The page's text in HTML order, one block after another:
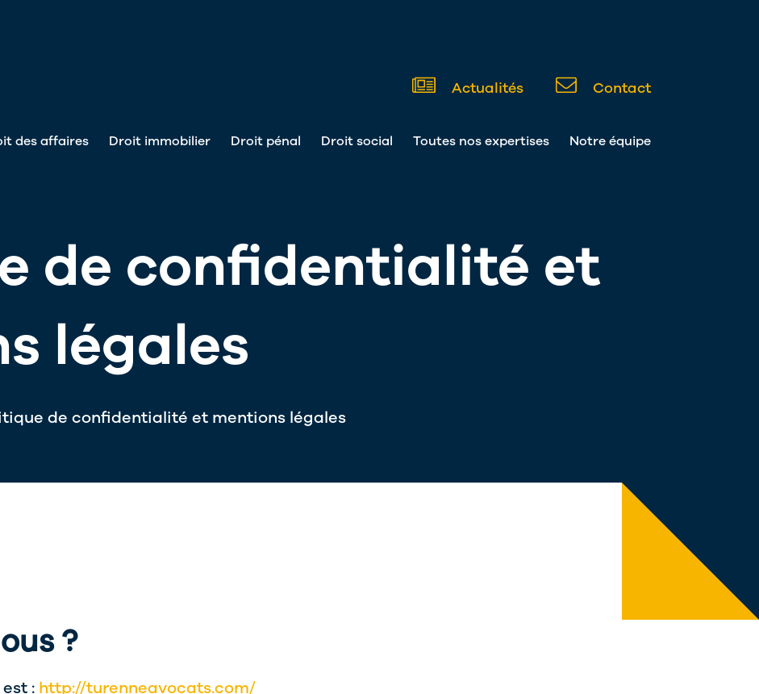
Actualités Contact
des affaires Droit immobilier Droit pénal Droit social Toutes nos expertises Notre équipe
de confidentialité et
légales
de confidentialité et mentions légales
?
: http://turenneavocats.com/